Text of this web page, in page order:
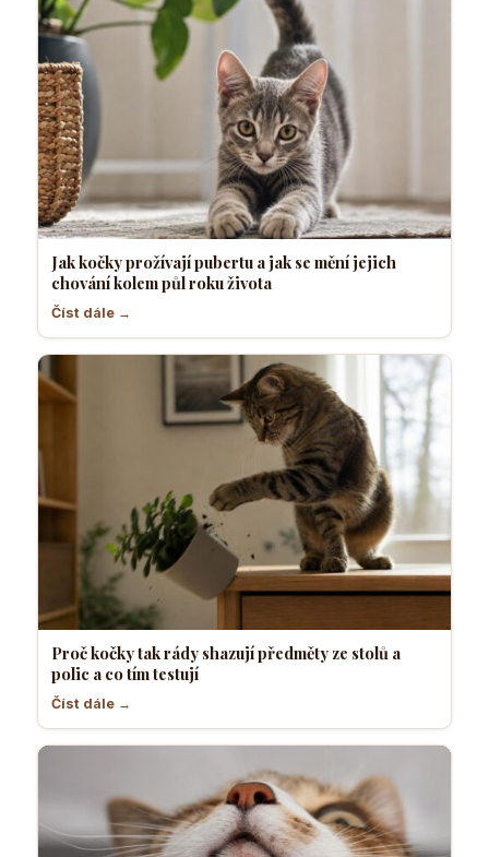
Jak kočky prožívají pubertu a jak se mění jejich
chování kolem půl roku života
Číst dále →
Proč kočky tak rády shazují předměty ze stolů a
polic a co tím testují
Číst dále →